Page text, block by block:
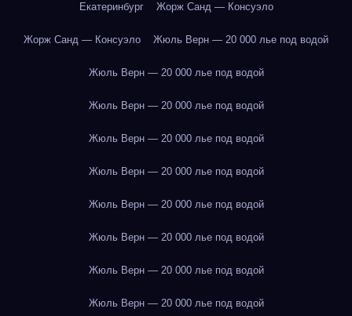
Екатеринбург Жорж Санд — Консуэло
Жорж Санд — Консуэло Жюль Верн — 20 000 лье под водой
Жюль Верн — 20 000 лье под водой
Жюль Верн — 20 000 лье под водой
Жюль Верн — 20 000 лье под водой
Жюль Верн — 20 000 лье под водой
Жюль Верн — 20 000 лье под водой
Жюль Верн — 20 000 лье под водой
Жюль Верн — 20 000 лье под водой
Жюль Верн — 20 000 лье под водой